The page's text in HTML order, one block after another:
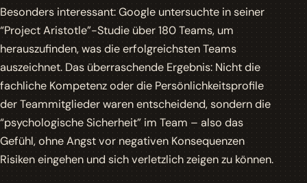
Besonders interessant: Google untersuchte in seiner
“Project Aristotle”-Studie über 180 Teams, um
herauszufinden, was die erfolgreichsten Teams
auszeichnet. Das überraschende Ergebnis: Nicht die
fachliche Kompetenz oder die Persönlichkeitsprofile
der Teammitglieder waren entscheidend, sondern die
“psychologische Sicherheit” im Team – also das
Gefühl, ohne Angst vor negativen Konsequenzen
Risiken eingehen und sich verletzlich zeigen zu können.